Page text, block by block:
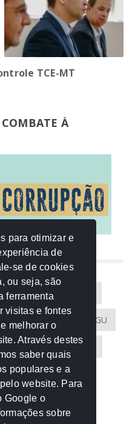
TCE-MT
À
AMM
MT CGU
MPC-MT MPE-MT
PGE-MT PGR
para otimizar e
de
se de cookies
ou seja, são
ferramenta
visitas e fontes
melhorar o
Através destes
saber quais
populares e a
website. Para
Google o
sobre